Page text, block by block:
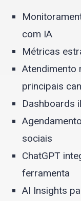
com IA
Métricas
Atendimento
principais
Dashboards
sociais
ChatGPT
ferramenta
AI Insights